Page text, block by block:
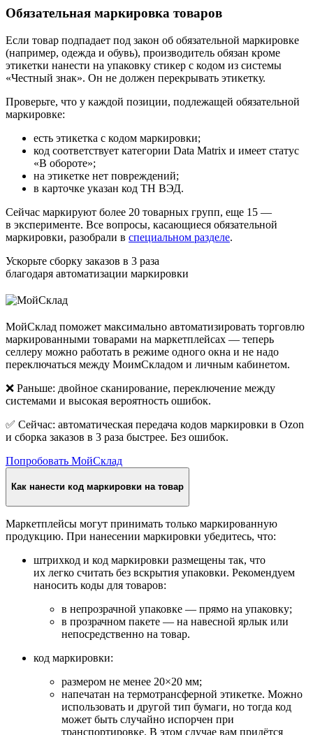
Обязательная маркировка товаров
Если товар подпадает под закон об обязательной маркировке
(например, одежда и обувь), производитель обязан кроме
этикетки нанести на упаковку стикер с кодом из системы
«Честный знак». Он не должен перекрывать этикетку.
Проверьте, что у каждой позиции, подлежащей обязательной
маркировке:
есть этикетка с кодом маркировки;
код соответствует категории Data Matrix и имеет статус
«В обороте»;
на этикетке нет повреждений;
в карточке указан код ТН ВЭД.
Сейчас маркируют более 20 товарных групп, еще 15 —
в эксперименте. Все вопросы, касающиеся обязательной
маркировки, разобрали в специальном разделе.
Ускорьте сборку заказов в 3 раза
благодаря автоматизации маркировки
МойСклад поможет максимально автоматизировать торговлю
маркированными товарами на маркетплейсах — теперь
селлеру можно работать в режиме одного окна и не надо
переключаться между МоимСкладом и личным кабинетом.
❌ Раньше: двойное сканирование, переключение между
системами и высокая вероятность ошибок.
✅ Сейчас: автоматическая передача кодов маркировки в Ozon
и сборка заказов в 3 раза быстрее. Без ошибок.
Попробовать МойСклад
Как нанести код маркировки на товар
Маркетплейсы могут принимать только маркированную
продукцию. При нанесении маркировки убедитесь, что:
штрихкод и код маркировки размещены так, что
их легко считать без вскрытия упаковки. Рекомендуем
наносить коды для товаров:
в непрозрачной упаковке — прямо на упаковку;
в прозрачном пакете — на навесной ярлык или
непосредственно на товар.
код маркировки:
размером не менее 20×20 мм;
напечатан на термотрансферной этикетке. Можно
использовать и другой тип бумаги, но тогда код
может быть случайно испорчен при
транспортировке. В этом случае вам придётся